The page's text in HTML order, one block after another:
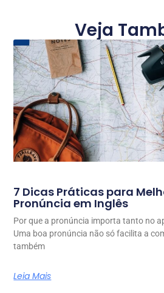
Veja
7 Dicas Práticas para
Pronúncia em Inglês
Por que a pronúncia importa tanto no
Uma boa pronúncia não só facilita a
também
Leia Mais